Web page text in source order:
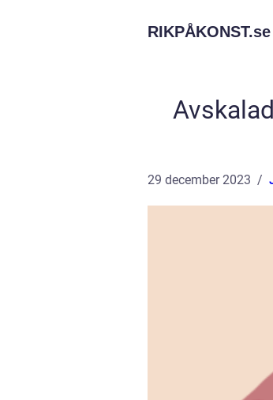
RIKPÅKONST.se
29 december 2023